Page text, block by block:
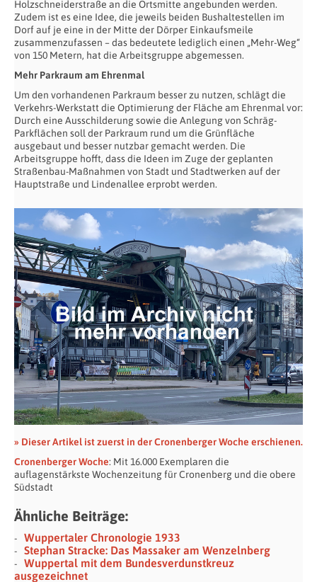
Holzschneiderstraße an die Ortsmitte angebunden werden.
Zudem ist es eine Idee, die jeweils beiden Bushaltestellen im
Dorf auf je eine in der Mitte der Dörper Einkaufsmeile
zusammenzufassen – das bedeutete lediglich einen „Mehr-Weg“
von 150 Metern, hat die Arbeitsgruppe abgemessen.
Mehr Parkraum am Ehrenmal
Um den vorhandenen Parkraum besser zu nutzen, schlägt die
Verkehrs-Werkstatt die Optimierung der Fläche am Ehrenmal vor:
Durch eine Ausschilderung sowie die Anlegung von Schräg-
Parkflächen soll der Parkraum rund um die Grünfläche
ausgebaut und besser nutzbar gemacht werden. Die
Arbeitsgruppe hofft, dass die Ideen im Zuge der geplanten
Straßenbau-Maßnahmen von Stadt und Stadtwerken auf der
Hauptstraße und Lindenallee erprobt werden.
» Dieser Artikel ist zuerst in der Cronenberger Woche erschienen.
Cronenberger Woche: Mit 16.000 Exemplaren die
auflagenstärkste Wochenzeitung für Cronenberg und die obere
Südstadt
Ähnliche Beiträge:
Wuppertaler Chronologie 1933
Stephan Stracke: Das Massaker am Wenzelnberg
Wuppertal mit dem Bundesverdunstkreuz
ausgezeichnet